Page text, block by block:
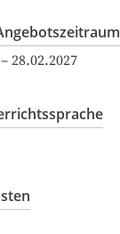
– 28.02.2027